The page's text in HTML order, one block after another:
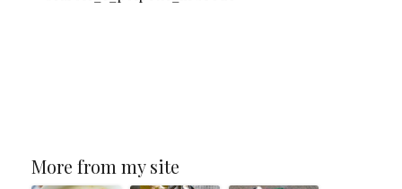
More from my site